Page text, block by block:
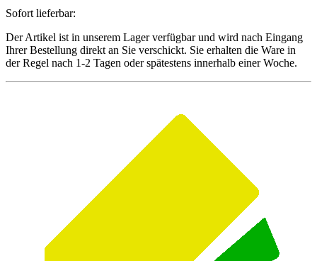
Sofort lieferbar:
Der Artikel ist in unserem Lager verfügbar und wird nach Eingang
Ihrer Bestellung direkt an Sie verschickt. Sie erhalten die Ware in
der Regel nach 1-2 Tagen oder spätestens innerhalb einer Woche.